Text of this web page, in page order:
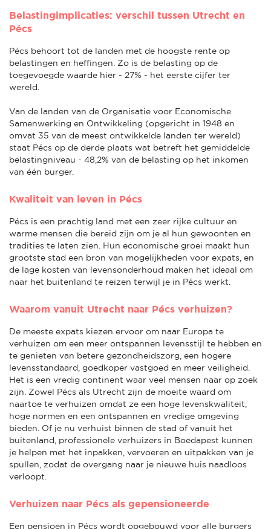
Belastingimplicaties: verschil tussen Utrecht en
Pécs
Pécs behoort tot de landen met de hoogste rente op
belastingen en heffingen. Zo is de belasting op de
toegevoegde waarde hier - 27% - het eerste cijfer ter
wereld.
Van de landen van de Organisatie voor Economische
Samenwerking en Ontwikkeling (opgericht in 1948 en
omvat 35 van de meest ontwikkelde landen ter wereld)
staat Pécs op de derde plaats wat betreft het gemiddelde
belastingniveau - 48,2% van de belasting op het inkomen
van één burger.
Kwaliteit van leven in Pécs
Pécs is een prachtig land met een zeer rijke cultuur en
warme mensen die bereid zijn om je al hun gewoonten en
tradities te laten zien. Hun economische groei maakt hun
grootste stad een bron van mogelijkheden voor expats, en
de lage kosten van levensonderhoud maken het ideaal om
naar het buitenland te reizen terwijl je in Pécs werkt.
Waarom vanuit Utrecht naar Pécs verhuizen?
De meeste expats kiezen ervoor om naar Europa te
verhuizen om een meer ontspannen levensstijl te hebben en
te genieten van betere gezondheidszorg, een hogere
levensstandaard, goedkoper vastgoed en meer veiligheid.
Het is een vredig continent waar veel mensen naar op zoek
zijn. Zowel Pécs als Utrecht zijn de moeite waard om
naartoe te verhuizen omdat ze een hoge levenskwaliteit,
hoge normen en een ontspannen en vredige omgeving
bieden. Of je nu verhuist binnen de stad of vanuit het
buitenland, professionele verhuizers in Boedapest kunnen
je helpen met het inpakken, vervoeren en uitpakken van je
spullen, zodat de overgang naar je nieuwe huis naadloos
verloopt.
Verhuizen naar Pécs als gepensioneerde
Een pensioen in Pécs wordt opgebouwd voor alle burgers